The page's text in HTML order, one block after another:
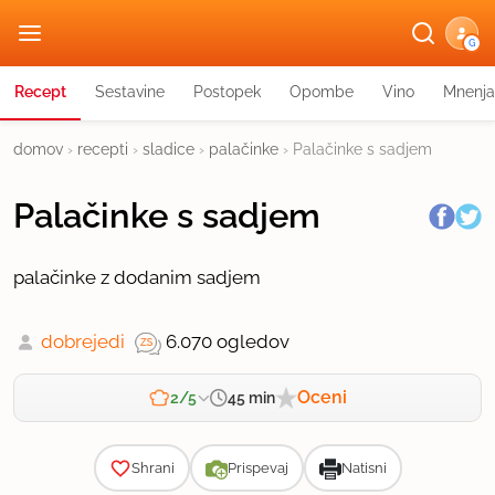
G
Recept Sestavine Postopek Opombe Vino Mnenja
domov › recepti › sladice › palačinke › Palačinke s sadjem
Palačinke s sadjem
palačinke z dodanim sadjem
dobrejedi 6.070 ogledov
2/5 45 min Oceni
Shrani Prispevaj Natisni